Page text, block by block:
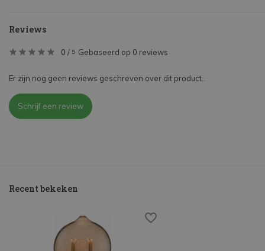
Reviews
0 / 5 Gebaseerd op 0 reviews
Er zijn nog geen reviews geschreven over dit product..
Schrijf een review
Recent bekeken